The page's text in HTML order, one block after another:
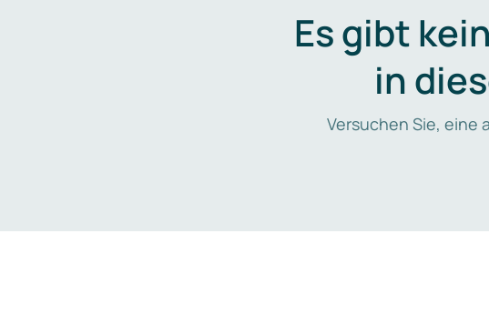
Es gibt
in
Versuchen Sie, eine